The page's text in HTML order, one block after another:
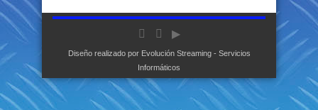
Diseño realizado por Evolución Streaming - Servicios
Informáticos